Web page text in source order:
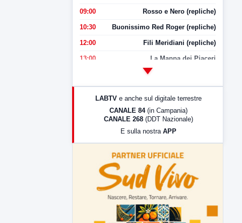
09:00 Rosso e Nero (repliche)
10:30 Buonissimo Red Roger (repliche)
12:00 Fili Meridiani (repliche)
13:00 La Mappa dei Piaceri
LabNews (Diretta)
LabNews (replica)
LABTV e anche sul digitale terrestre
CANALE 84 (in Campania)
CANALE 268 (DDT Nazionale)
E sulla nostra APP